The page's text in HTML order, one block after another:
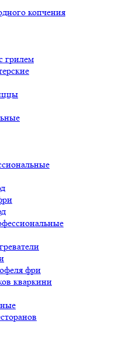
копчения
грилем
фри
кваркини